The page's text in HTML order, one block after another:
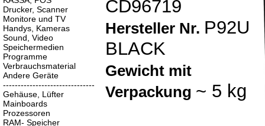
CD96719
Hersteller Nr. P92U
BLACK
Gewicht mit
Verpackung ~ 5 kg
Drucker, Scanner
Monitore und TV
Handys, Kameras
Sound, Video
Speichermedien
Programme
Verbrauchsmaterial
Andere Geräte
-------------------------------
Gehäuse, Lüfter
Mainboards
Prozessoren
RAM- Speicher